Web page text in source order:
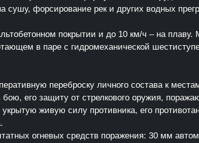
сушу, форсирование рек и других водных
покрытии и до 10 км/ч – на
в паре с гидромеханической
переброску личного состава к
его защиту от стрелкового оружия,
живую силу противника, его
огневых средств поражения: 30 мм